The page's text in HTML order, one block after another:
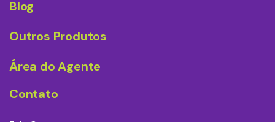
Blog
Outros Produtos
Área do Agente
Contato